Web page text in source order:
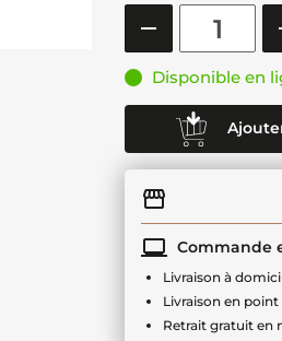
Disponible en
Commande
Livraison à
Livraison en point
Retrait gratuit en